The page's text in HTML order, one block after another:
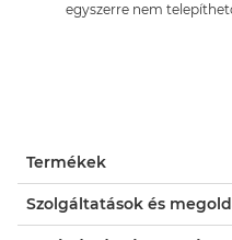
egyszerre nem
Termékek
Szolgáltatások és